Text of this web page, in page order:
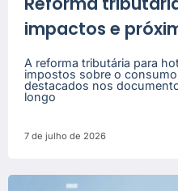
impactos e
A reforma tributária para
impostos sobre o
destacados nos
longo
7 de julho de 2026